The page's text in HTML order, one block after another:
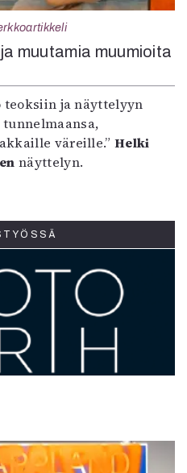
muutamia muumioita
teoksiin ja näyttelyyn
väreille.”Helki
näyttelyn.